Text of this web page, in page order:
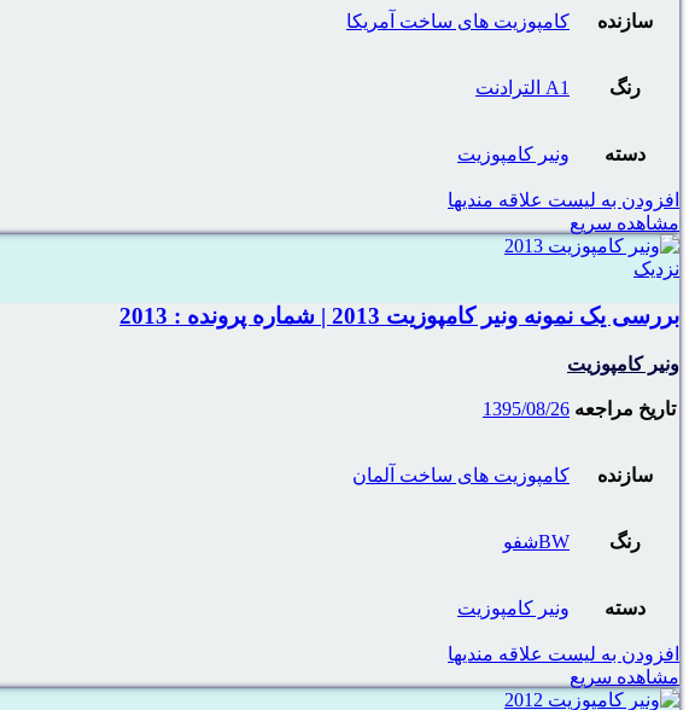
سازنده کامپوزیت های ساخت آمریکا
رنگ A1 الترادنت
دسته ونیر کامپوزیت
افزودن به لیست علاقه مندیها
مشاهده سریع
نزدیک
بررسی یک نمونه ونیر کامپوزیت 2013 | شماره پرونده : 2013
ونیر کامپوزیت
تاریخ مراجعه 1395/08/26
سازنده کامپوزیت های ساخت آلمان
رنگ BWشفو
دسته ونیر کامپوزیت
افزودن به لیست علاقه مندیها
مشاهده سریع